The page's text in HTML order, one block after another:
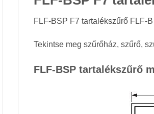
FLF-BSP F7 tartalékszűrő FLF-
Tekintse meg szűrőház, szűrő,
FLF-BSP tartalékszűrő